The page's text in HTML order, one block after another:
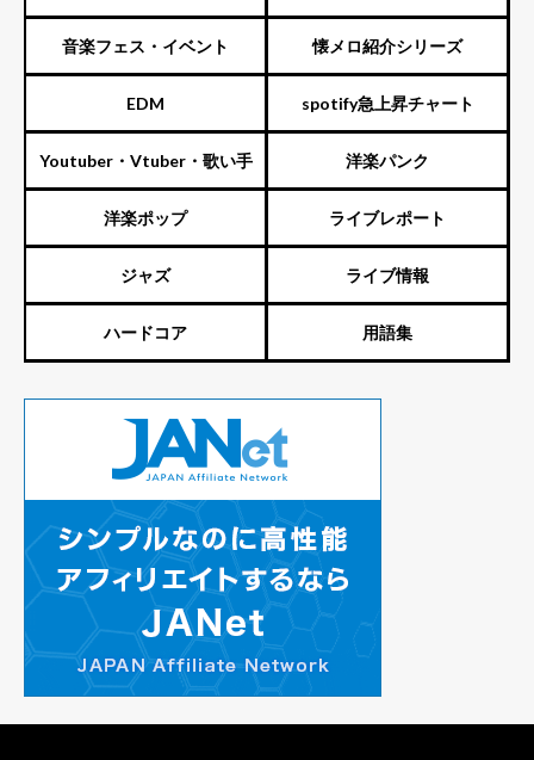
音楽フェス・イベント 懐メロ紹介シリーズ
EDM spotify急上昇チャート
Youtuber・Vtuber・歌い手 洋楽パンク
洋楽ポップ ライブレポート
ジャズ ライブ情報
ハードコア 用語集